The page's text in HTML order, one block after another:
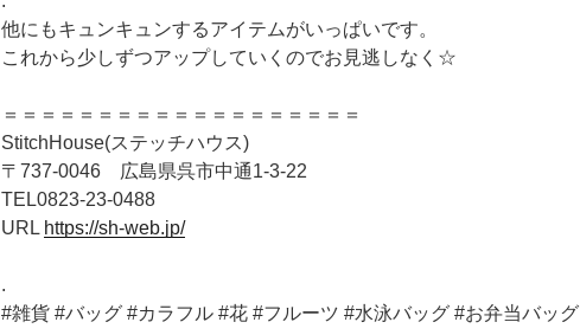
他にもキュンキュンするアイテムがいっぱいです。
これから少しずつアップしていくのでお見逃しなく☆
＝＝＝＝＝＝＝＝＝＝＝＝＝＝＝＝＝＝＝
StitchHouse(ステッチハウス)
〒737-0046 広島県呉市中通1-3-22
TEL0823-23-0488
URL https://sh-web.jp/
.
#雑貨 #バッグ #カラフル #花 #フルーツ #水泳バッグ #お弁当バッグ